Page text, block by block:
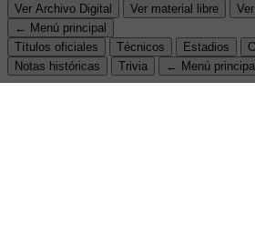
Ver Archivo Digital
Ver material libre
← Menú principal
Títulos oficiales
Técnicos Estadios
Notas históricas
Trivia ← Menú